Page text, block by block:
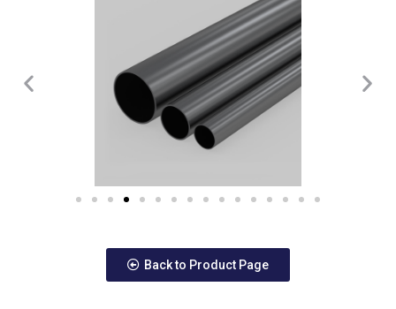
Back to Product Page